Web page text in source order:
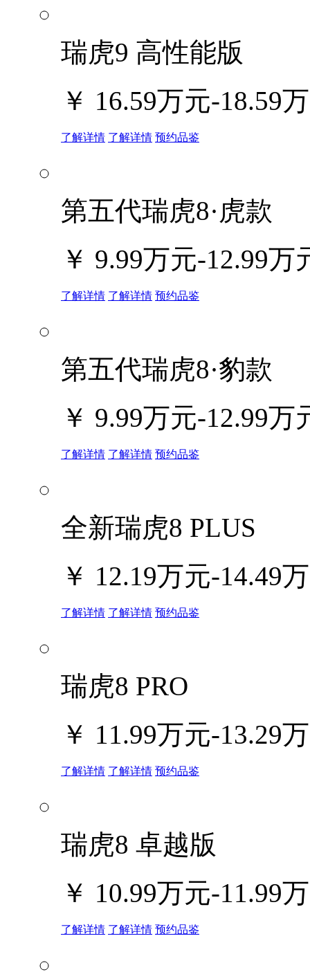
瑞虎9 高性能版
￥ 16.59万元-18.59
了解详情 了解详情 预约品鉴
第五代瑞虎8·虎款
￥ 9.99万元-12.99万
了解详情 了解详情 预约品鉴
第五代瑞虎8·豹款
￥ 9.99万元-12.99万
了解详情 了解详情 预约品鉴
全新瑞虎8 PLUS
￥ 12.19万元-14.49
了解详情 了解详情 预约品鉴
瑞虎8 PRO
￥ 11.99万元-13.29
了解详情 了解详情 预约品鉴
瑞虎8 卓越版
￥ 10.99万元-11.99
了解详情 了解详情 预约品鉴